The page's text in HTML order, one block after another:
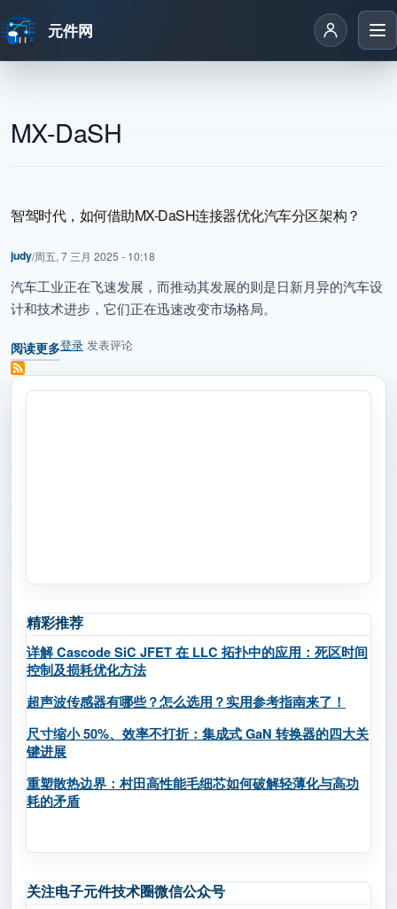
元件网
MX-DaSH
智驾时代，如何借助MX-DaSH连接器优化汽车分区架构？
judy/周五, 7 三月 2025 - 10:18
汽车工业正在飞速发展，而推动其发展的则是日新月异的汽车设
计和技术进步，它们正在迅速改变市场格局。
阅读更多
关于 智驾时代，如何借助MX-DaSH连接器优化汽车分区架构？
登录 发表评论
精彩推荐
详解 Cascode SiC JFET 在 LLC 拓扑中的应用：死区时间
控制及损耗优化方法
超声波传感器有哪些？怎么选用？实用参考指南来了！
尺寸缩小 50%、效率不打折：集成式 GaN 转换器的四大关
键进展
重塑散热边界：村田高性能毛细芯如何破解轻薄化与高功
耗的矛盾
关注电子元件技术圈微信公众号